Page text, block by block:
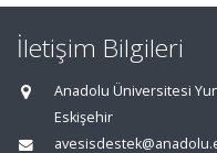
İletişim Bilgileri
Anadolu Üniversitesi
Eskişehir